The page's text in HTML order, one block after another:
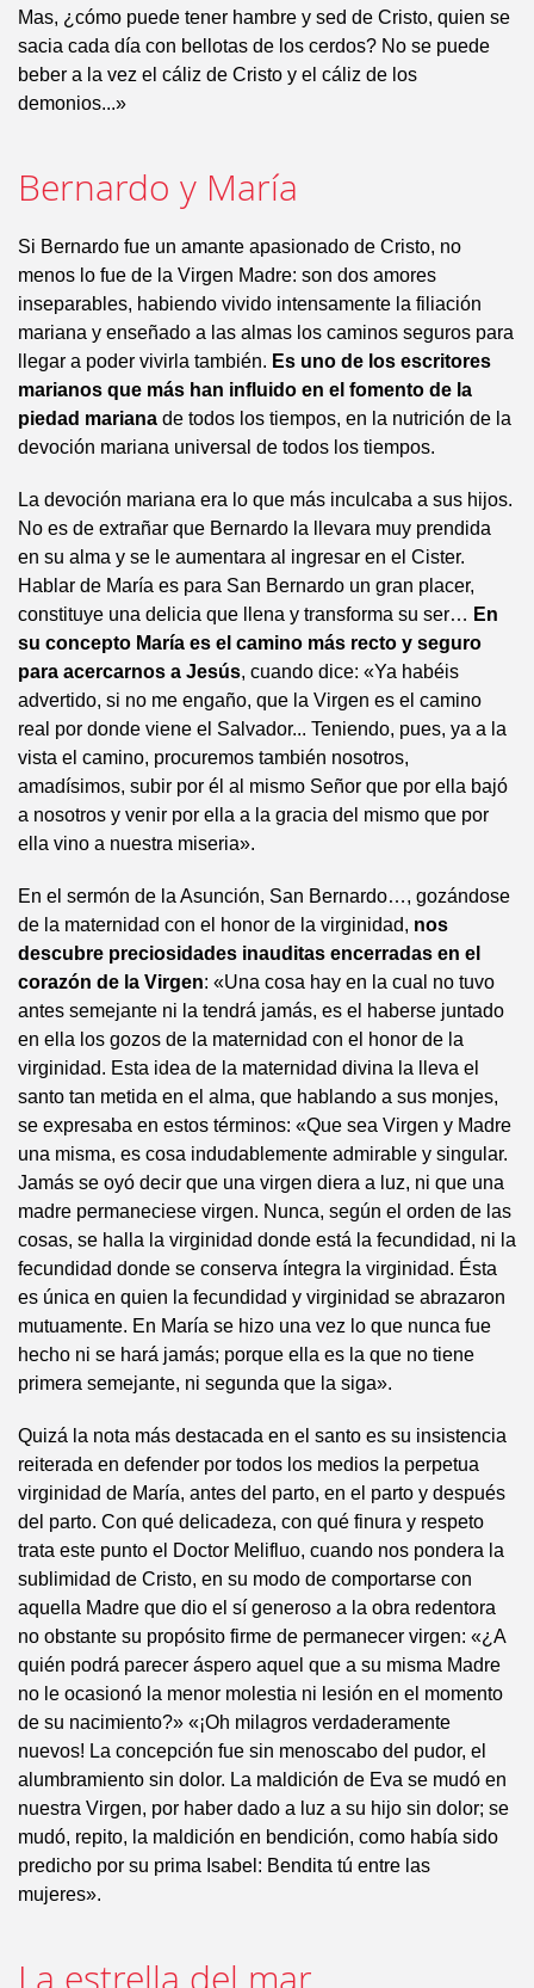
Mas, ¿cómo puede tener hambre y sed de Cristo, quien se
sacia cada día con bellotas de los cerdos? No se puede
beber a la vez el cáliz de Cristo y el cáliz de los
demonios...»
Bernardo y María
Si Bernardo fue un amante apasionado de Cristo, no
menos lo fue de la Virgen Madre: son dos amores
inseparables, habiendo vivido intensamente la filiación
mariana y enseñado a las almas los caminos seguros para
llegar a poder vivirla también. Es uno de los escritores
marianos que más han influido en el fomento de la
piedad mariana de todos los tiempos, en la nutrición de la
devoción mariana universal de todos los tiempos.
La devoción mariana era lo que más inculcaba a sus hijos.
No es de extrañar que Bernardo la llevara muy prendida
en su alma y se le aumentara al ingresar en el Cister.
Hablar de María es para San Bernardo un gran placer,
constituye una delicia que llena y transforma su ser… En
su concepto María es el camino más recto y seguro
para acercarnos a Jesús, cuando dice: «Ya habéis
advertido, si no me engaño, que la Virgen es el camino
real por donde viene el Salvador... Teniendo, pues, ya a la
vista el camino, procuremos también nosotros,
amadísimos, subir por él al mismo Señor que por ella bajó
a nosotros y venir por ella a la gracia del mismo que por
ella vino a nuestra miseria».
En el sermón de la Asunción, San Bernardo…, gozándose
de la maternidad con el honor de la virginidad, nos
descubre preciosidades inauditas encerradas en el
corazón de la Virgen: «Una cosa hay en la cual no tuvo
antes semejante ni la tendrá jamás, es el haberse juntado
en ella los gozos de la maternidad con el honor de la
virginidad. Esta idea de la maternidad divina la lleva el
santo tan metida en el alma, que hablando a sus monjes,
se expresaba en estos términos: «Que sea Virgen y Madre
una misma, es cosa indudablemente admirable y singular.
Jamás se oyó decir que una virgen diera a luz, ni que una
madre permaneciese virgen. Nunca, según el orden de las
cosas, se halla la virginidad donde está la fecundidad, ni la
fecundidad donde se conserva íntegra la virginidad. Ésta
es única en quien la fecundidad y virginidad se abrazaron
mutuamente. En María se hizo una vez lo que nunca fue
hecho ni se hará jamás; porque ella es la que no tiene
primera semejante, ni segunda que la siga».
Quizá la nota más destacada en el santo es su insistencia
reiterada en defender por todos los medios la perpetua
virginidad de María, antes del parto, en el parto y después
del parto. Con qué delicadeza, con qué finura y respeto
trata este punto el Doctor Melifluo, cuando nos pondera la
sublimidad de Cristo, en su modo de comportarse con
aquella Madre que dio el sí generoso a la obra redentora
no obstante su propósito firme de permanecer virgen: «¿A
quién podrá parecer áspero aquel que a su misma Madre
no le ocasionó la menor molestia ni lesión en el momento
de su nacimiento?» «¡Oh milagros verdaderamente
nuevos! La concepción fue sin menoscabo del pudor, el
alumbramiento sin dolor. La maldición de Eva se mudó en
nuestra Virgen, por haber dado a luz a su hijo sin dolor; se
mudó, repito, la maldición en bendición, como había sido
predicho por su prima Isabel: Bendita tú entre las
mujeres».
La estrella del mar